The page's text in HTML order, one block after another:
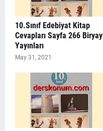
10.Sınıf Edebiyat Kitap
Cevapları Sayfa 266 Biryay
Yayınları
May 31, 2021